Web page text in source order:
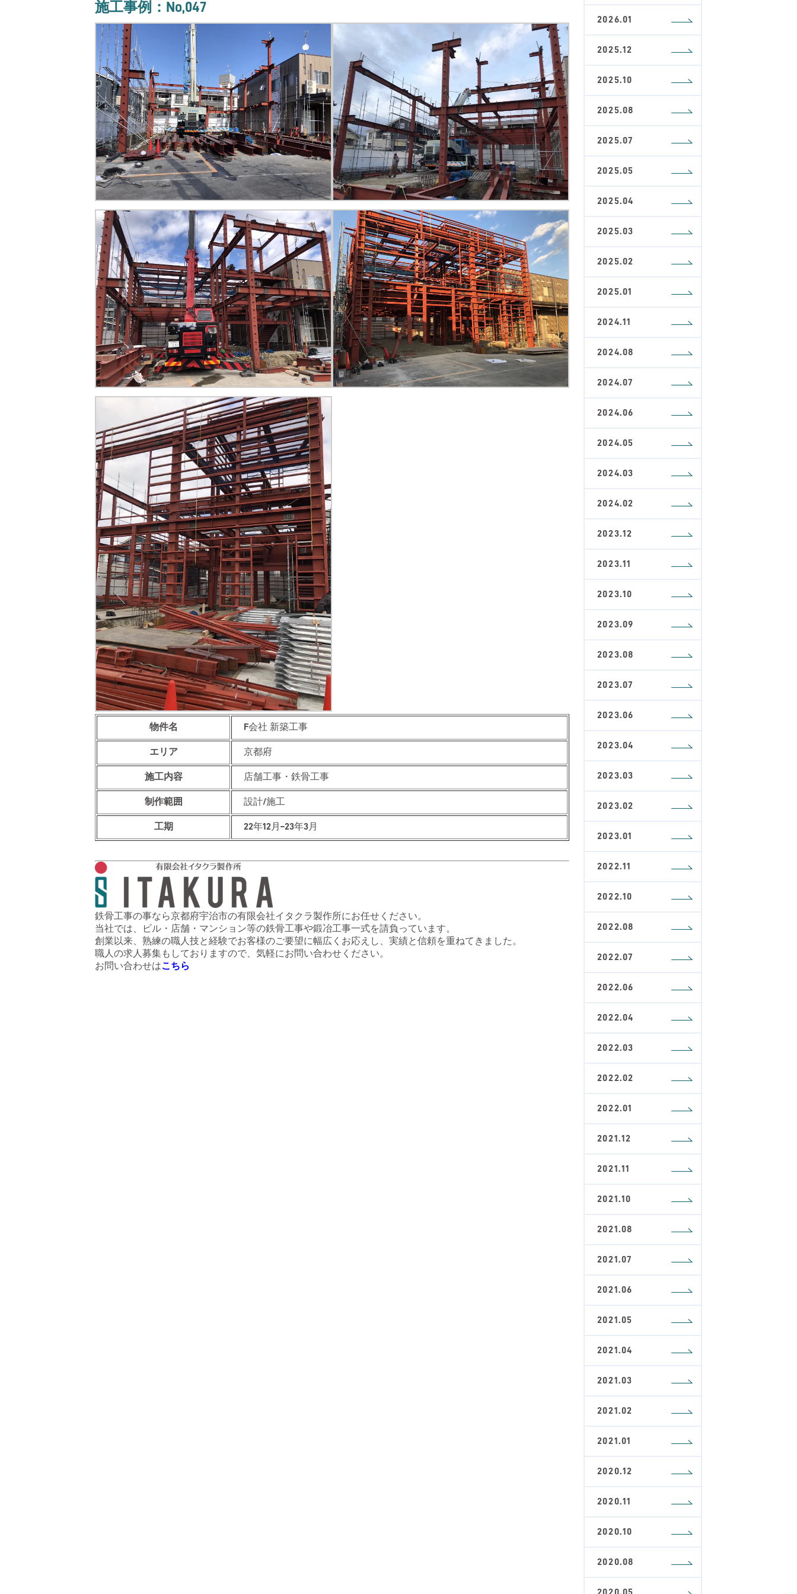
施工事例：No,047
物件名 F会社 新築工事
エリア 京都府
施工内容 店舗工事・鉄骨工事
制作範囲 設計/施工
工期 22年12月–23年3月
鉄骨工事の事なら京都府宇治市の有限会社イタクラ製作所にお任せください。
当社では、ビル・店舗・マンション等の鉄骨工事や鍛冶工事一式を請負っています。
創業以来、熟練の職人技と経験でお客様のご要望に幅広くお応えし、実績と信頼を重ねてきました。
職人の求人募集もしておりますので、気軽にお問い合わせください。
お問い合わせはこちら
2026.01
2025.12
2025.10
2025.08
2025.07
2025.05
2025.04
2025.03
2025.02
2025.01
2024.11
2024.08
2024.07
2024.06
2024.05
2024.03
2024.02
2023.12
2023.11
2023.10
2023.09
2023.08
2023.07
2023.06
2023.04
2023.03
2023.02
2023.01
2022.11
2022.10
2022.08
2022.07
2022.06
2022.04
2022.03
2022.02
2022.01
2021.12
2021.11
2021.10
2021.08
2021.07
2021.06
2021.05
2021.04
2021.03
2021.02
2021.01
2020.12
2020.11
2020.10
2020.08
2020.05